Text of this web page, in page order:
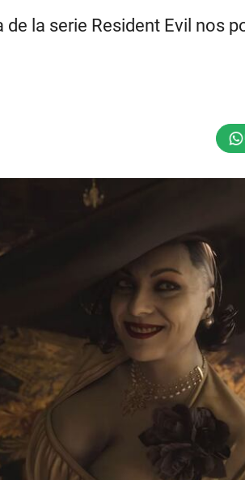
la serie Resident Evil nos